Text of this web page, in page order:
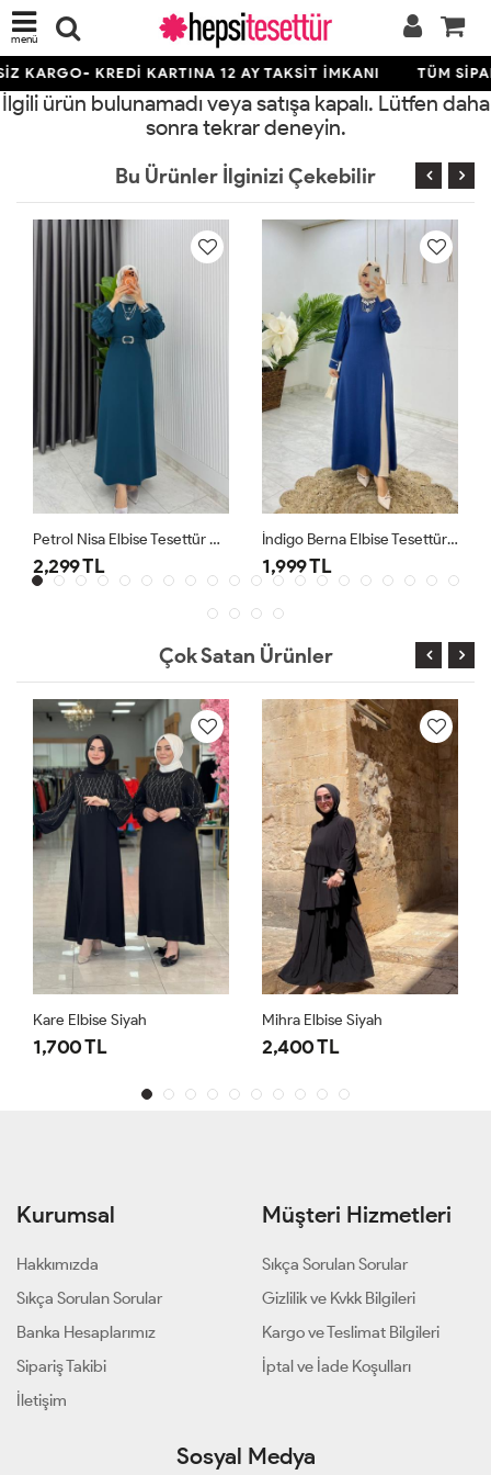
menü
KARGO- KREDİ KARTINA 12 AY TAKSİT İMKANI TÜM
İlgili ürün bulunamadı veya satışa kapalı. Lütfen daha
sonra tekrar deneyin.
Bu Ürünler İlginizi Çekebilir
Petrol Nisa Elbise Tesettür Giyim
2,299 TL
İndigo Berna Elbise Tesettür Giyim
1,999 TL
Çok Satan Ürünler
Kare Elbise Siyah
1,700 TL
Mihra Elbise Siyah
2,400 TL
Kurumsal
Hakkımızda
Sıkça Sorulan Sorular
Banka Hesaplarımız
Sipariş Takibi
İletişim
Müşteri Hizmetleri
Sıkça Sorulan Sorular
Gizlilik ve Kvkk Bilgileri
Kargo ve Teslimat Bilgileri
İptal ve İade Koşulları
Sosyal Medya